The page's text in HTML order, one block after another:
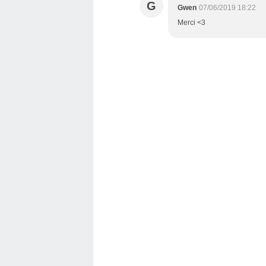
G Gwen 07/06/2019 18:22
Merci <3